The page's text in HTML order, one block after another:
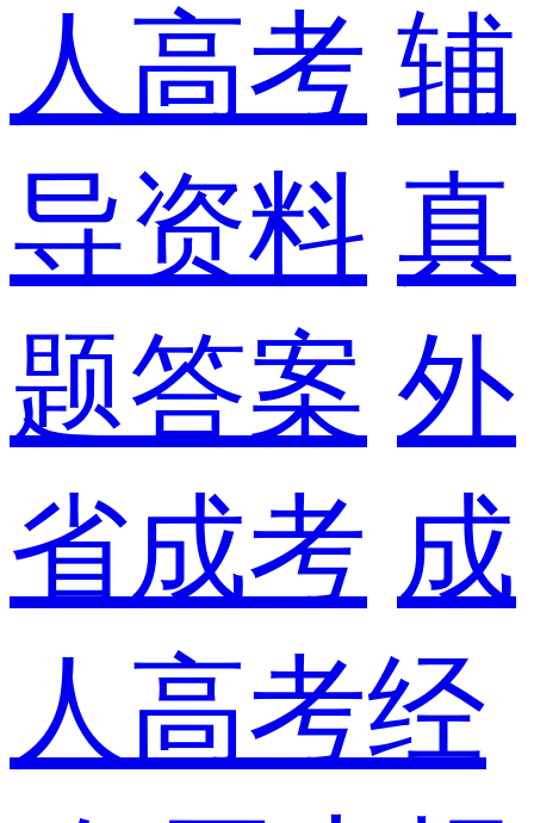
人高考 辅
导资料 真
题答案 外
省成考 成
人高考经